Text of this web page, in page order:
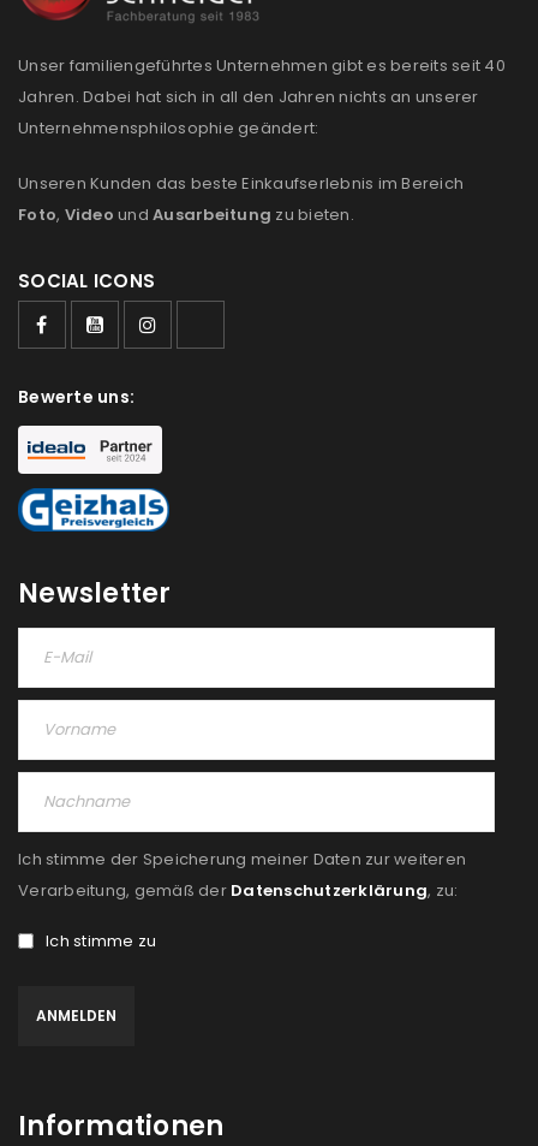
Unser familiengeführtes Unternehmen gibt es bereits seit 40
Jahren. Dabei hat sich in all den Jahren nichts an unserer
Unternehmensphilosophie geändert:
Unseren Kunden das beste Einkaufserlebnis im Bereich
Foto, Video und Ausarbeitung zu bieten.
SOCIAL ICONS
Bewerte uns:
Newsletter
Ich stimme der Speicherung meiner Daten zur weiteren
Verarbeitung, gemäß der Datenschutzerklärung, zu:
Ich stimme zu
Informationen